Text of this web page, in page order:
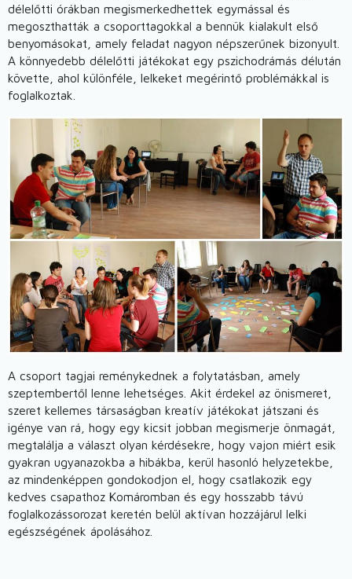
délelőtti órákban megismerkedhettek egymással és
megoszthatták a csoporttagokkal a bennük kialakult első
benyomásokat, amely feladat nagyon népszerűnek bizonyult.
A könnyedebb délelőtti játékokat egy pszichodrámás délután
követte, ahol különféle, lelkeket megérintő problémákkal is
foglalkoztak.
Obrázok
A csoport tagjai reménykednek a folytatásban, amely
szeptembertől lenne lehetséges. Akit érdekel az önismeret,
szeret kellemes társaságban kreatív játékokat játszani és
igénye van rá, hogy egy kicsit jobban megismerje önmagát,
megtalálja a választ olyan kérdésekre, hogy vajon miért esik
gyakran ugyanazokba a hibákba, kerül hasonló helyzetekbe,
az mindenképpen gondokodjon el, hogy csatlakozik egy
kedves csapathoz Komáromban és egy hosszabb távú
foglalkozássorozat keretén belül aktívan hozzájárul lelki
egészségének ápolásához.